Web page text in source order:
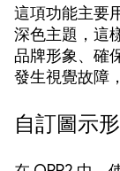
這項功能主要
深色主題，這
品牌形象、確
發生視覺故障
自訂圖示